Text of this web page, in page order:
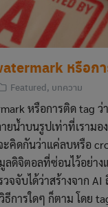
หรือก
Featured, บทความ
หรือการติด tag ว่
ยน้ำบนรูปเท่าที่เรามอ
ะคิดกันว่าแค่ลบหรือ
ลดิจิตอลที่ซ่อนไว้อย่าง
จจับได้ว่าสร้างจาก
ธีการใดๆ ก็ตาม โดย